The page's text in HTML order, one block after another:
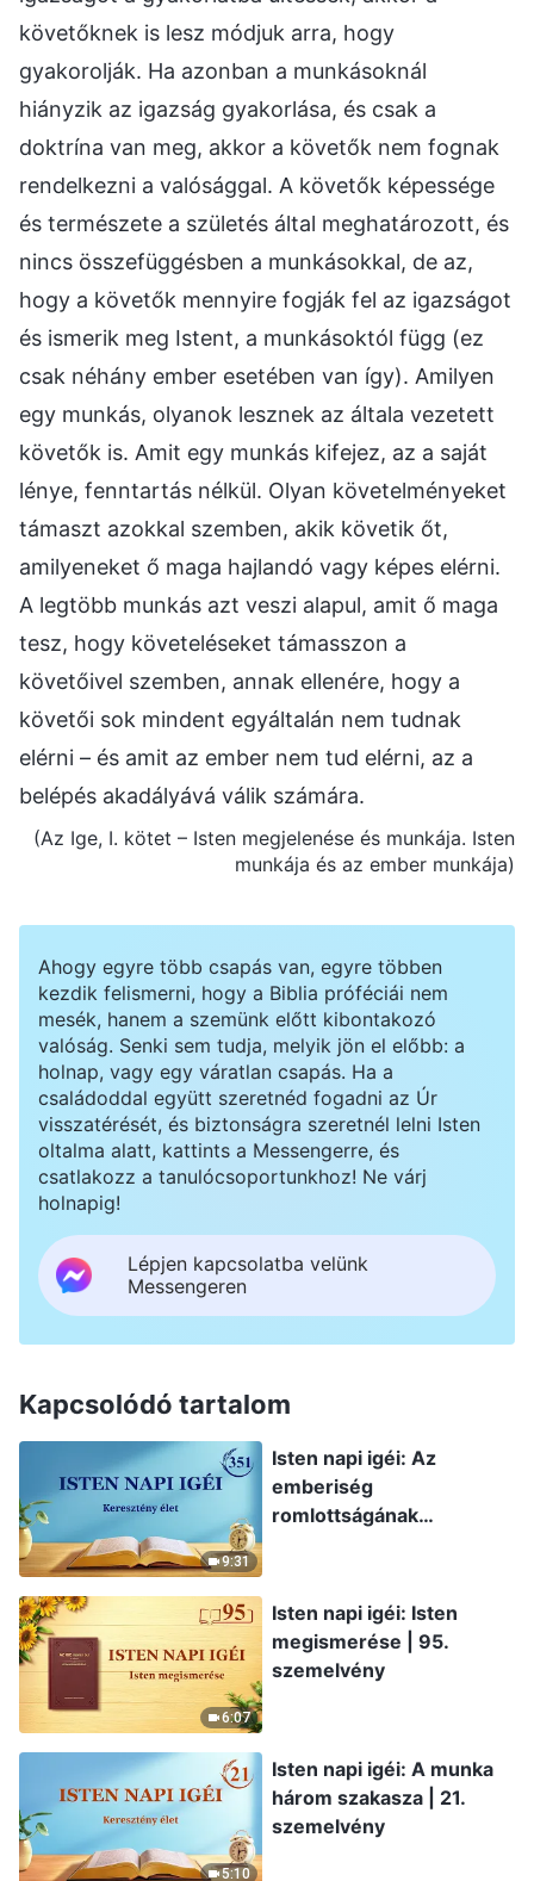
követőknek is lesz módjuk arra, hogy
gyakorolják. Ha azonban a munkásoknál
hiányzik az igazság gyakorlása, és csak a
doktrína van meg, akkor a követők nem fognak
rendelkezni a valósággal. A követők képessége
és természete a születés által meghatározott, és
nincs összefüggésben a munkásokkal, de az,
hogy a követők mennyire fogják fel az igazságot
és ismerik meg Istent, a munkásoktól függ (ez
csak néhány ember esetében van így). Amilyen
egy munkás, olyanok lesznek az általa vezetett
követők is. Amit egy munkás kifejez, az a saját
lénye, fenntartás nélkül. Olyan követelményeket
támaszt azokkal szemben, akik követik őt,
amilyeneket ő maga hajlandó vagy képes elérni.
A legtöbb munkás azt veszi alapul, amit ő maga
tesz, hogy követeléseket támasszon a
követőivel szemben, annak ellenére, hogy a
követői sok mindent egyáltalán nem tudnak
elérni – és amit az ember nem tud elérni, az a
belépés akadályává válik számára.
(Az Ige, I. kötet – Isten megjelenése és munkája. Isten
munkája és az ember munkája)
Ahogy egyre több csapás van, egyre többen
kezdik felismerni, hogy a Biblia próféciái nem
mesék, hanem a szemünk előtt kibontakozó
valóság. Senki sem tudja, melyik jön el előbb: a
holnap, vagy egy váratlan csapás. Ha a
családoddal együtt szeretnéd fogadni az Úr
visszatérését, és biztonságra szeretnél lelni Isten
oltalma alatt, kattints a Messengerre, és
csatlakozz a tanulócsoportunkhoz! Ne várj
holnapig!
Lépjen kapcsolatba velünk
Messengeren
Kapcsolódó tartalom
9:31
Isten napi igéi: Az
emberiség
romlottságának
6:07
Isten napi igéi: Isten
megismerése | 95.
szemelvény
5:10
Isten napi igéi: A munka
három szakasza | 21.
szemelvény